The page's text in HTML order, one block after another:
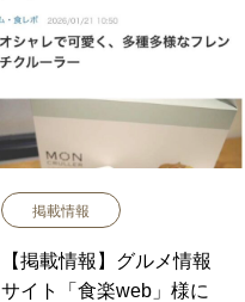
掲載情報
【掲載情報】グルメ情報
サイト「食楽web」様に